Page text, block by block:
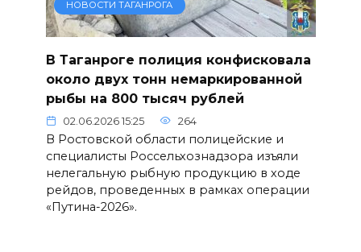
НОВОСТИ ТАГАНРОГА
В Таганроге полиция конфисковала
около двух тонн немаркированной
рыбы на 800 тысяч рублей
02.06.2026 15:25 264
В Ростовской области полицейские и
специалисты Россельхознадзора изъяли
нелегальную рыбную продукцию в ходе
рейдов, проведенных в рамках операции
«Путина-2026».